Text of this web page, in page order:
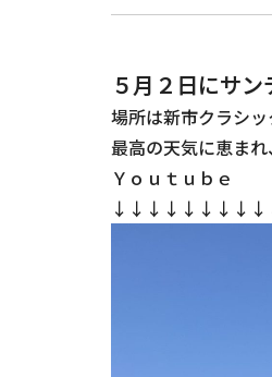
５月２日にサ
場所は新市クラシ
最高の天気に恵ま
Ｙｏｕｔｕｂｅ